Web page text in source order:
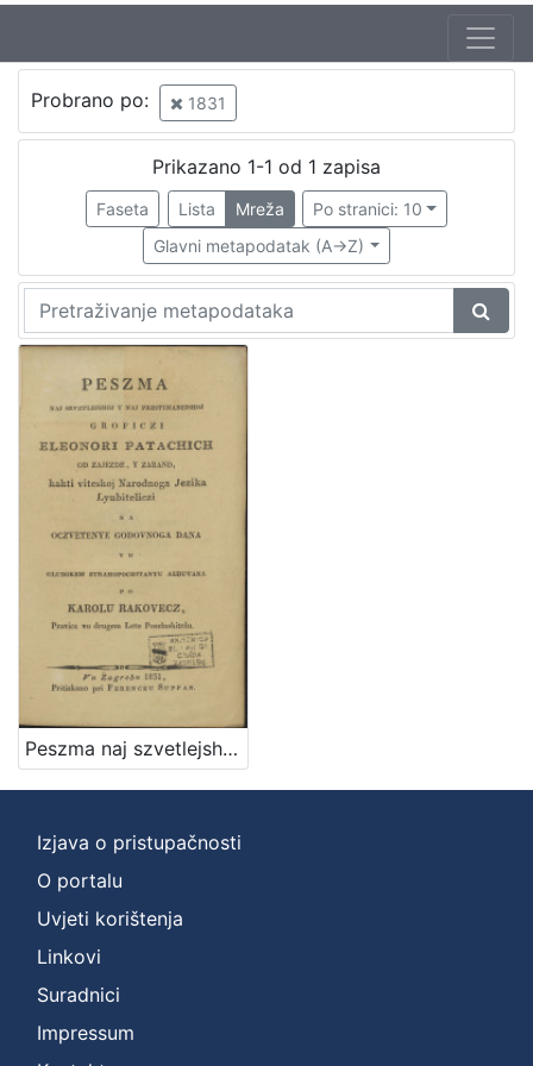
Probrano po: 1831
Prikazano 1-1 od 1 zapisa
Faseta Lista Mreža
Po stranici: 10
Glavni metapodatak (A->Z)
Peszma naj szvetlejshoj y naj prestimanejshoj groficzi Eleonori Patachich od Zajezde, y Zarand, kakti viteskoj narodnoga jezika lyubiteliczi na oczvetenye godovnoga dana vu glubokem ztrahopochitanyu alduvana / po Karolu Rakovecz pravicz vu drugem letu poszlushitelu
Izjava o pristupačnosti
O portalu
Uvjeti korištenja
Linkovi
Suradnici
Impressum